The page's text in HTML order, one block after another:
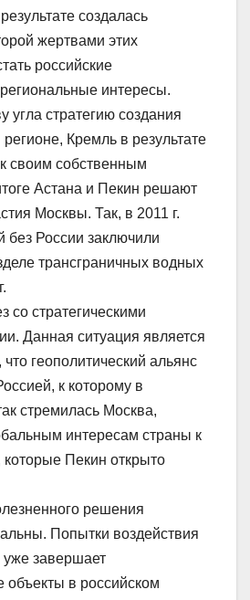
создалась
жертвами этих
российские
интересы.
угла стратегию создания
Кремль в результате
своим собственным
Астана и Пекин решают
Москвы. Так, в 2011 г.
без России заключили
трансграничных водных
со стратегическими
Данная ситуация является
геополитический альянс
к которому в
стремилась Москва,
интересам страны к
которые Пекин открыто
решения
Попытки воздействия
уже завершает
объекты в российском